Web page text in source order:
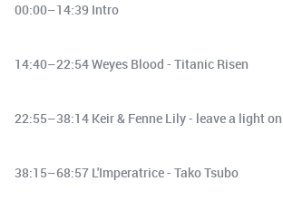
00:00–14:39 Intro
14:40–22:54 Weyes Blood - Titanic Risen
22:55–38:14 Keir & Fenne Lily - leave a light on
38:15–68:57 L'Imperatrice - Tako Tsubo